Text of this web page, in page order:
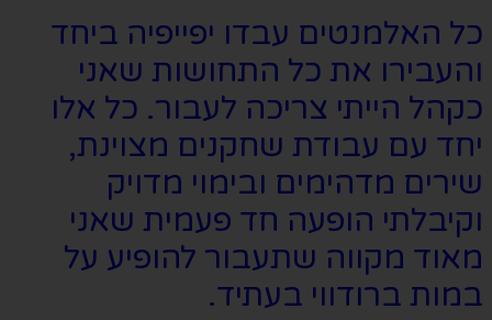
כל האלמנטים עבדו יפייפיה ביחד
והעבירו את כל התחושות שאני
כקהל הייתי צריכה לעבור. כל אלו
יחד עם עבודת שחקנים מצוינת,
שירים מדהימים ובימוי מדויק
וקיבלתי הופעה חד פעמית שאני
מאוד מקווה שתעבור להופיע על
במות ברודווי בעתיד.